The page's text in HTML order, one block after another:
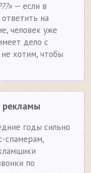
— если в
на
человек уже
дело с
хотим, чтобы
рекламы
годы сильно
спамерам,
по